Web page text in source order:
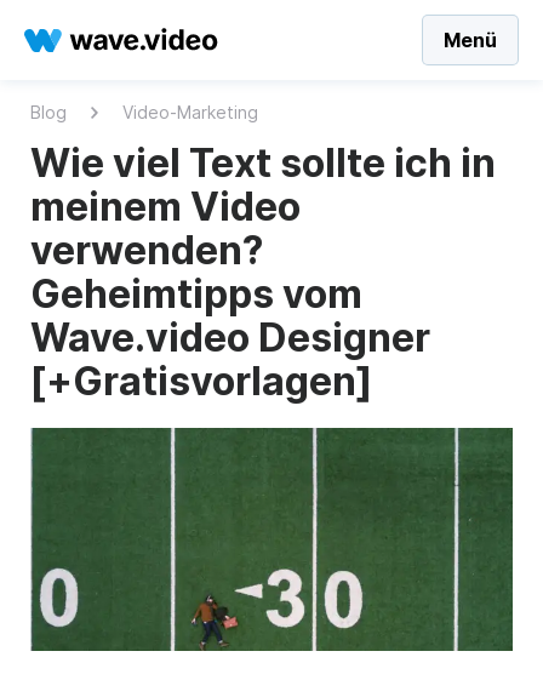
Menü
Blog Video-Marketing
Wie viel Text sollte ich in
meinem Video
verwenden?
Geheimtipps vom
Wave.video Designer
[+Gratisvorlagen]